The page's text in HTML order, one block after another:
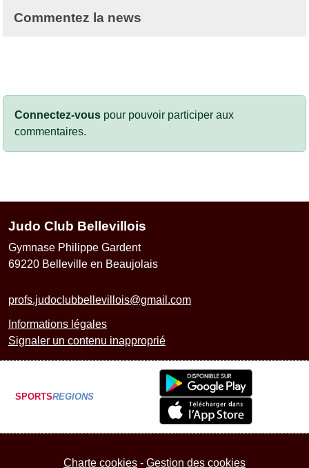
Commentez la news
Connectez-vous pour pouvoir participer aux
commentaires.
Judo Club Bellevillois
Gymnase Philippe Gardent
69220 Belleville en Beaujolais
profs.judoclubbellevillois@gmail.com
Informations légales
Signaler un contenu inapproprié
SPORTSREGIONS
Charte cookies Gestion des cookies